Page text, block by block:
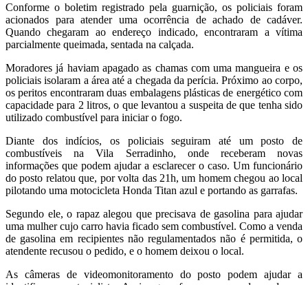
Conforme o boletim registrado pela guarnição, os policiais foram
acionados para atender uma ocorrência de achado de cadáver.
Quando chegaram ao endereço indicado, encontraram a vítima
parcialmente queimada, sentada na calçada.
Moradores já haviam apagado as chamas com uma mangueira e os
policiais isolaram a área até a chegada da perícia. Próximo ao corpo,
os peritos encontraram duas embalagens plásticas de energético com
capacidade para 2 litros, o que levantou a suspeita de que tenha sido
utilizado combustível para iniciar o fogo.
Diante dos indícios, os policiais seguiram até um posto de
combustíveis na Vila Serradinho, onde receberam novas
informações que podem ajudar a esclarecer o caso. Um funcionário
do posto relatou que, por volta das 21h, um homem chegou ao local
pilotando uma motocicleta Honda Titan azul e portando as garrafas.
Segundo ele, o rapaz alegou que precisava de gasolina para ajudar
uma mulher cujo carro havia ficado sem combustível. Como a venda
de gasolina em recipientes não regulamentados não é permitida, o
atendente recusou o pedido, e o homem deixou o local.
As câmeras de videomonitoramento do posto podem ajudar a